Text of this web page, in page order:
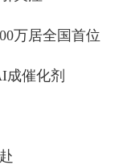
万居全国首位
成催化剂